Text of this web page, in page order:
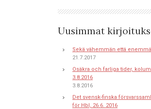
Uusimmat
Sekä vähemmän että
21.7.2017
Osäkra och farliga tider,
3.8.2016
3.8.2016
Det svensk-finska
för Hbl, 26.6. 2016